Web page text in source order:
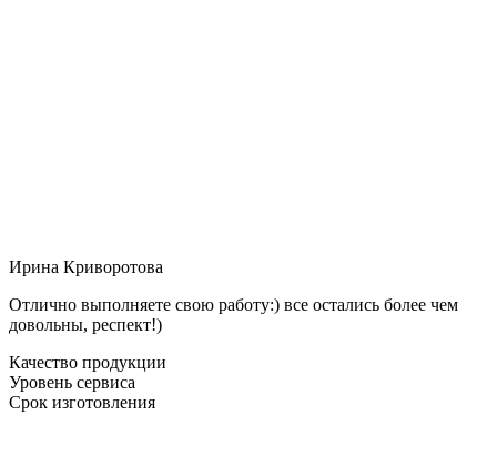
Ирина Криворотова
Отлично выполняете свою работу:) все остались более чем
довольны, респект!)
Качество продукции
Уровень сервиса
Срок изготовления